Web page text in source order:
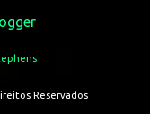
Reservados